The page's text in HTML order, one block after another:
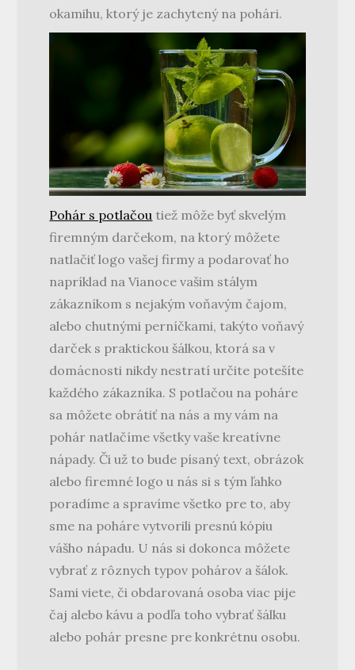
okamihu, ktorý je zachytený na pohári.
Pohár s potlačou tiež môže byť skvelým
firemným darčekom, na ktorý môžete
natlačiť logo vašej firmy a podarovať ho
napríklad na Vianoce vašim stálym
zákazníkom s nejakým voňavým čajom,
alebo chutnými perníčkami, takýto voňavý
darček s praktickou šálkou, ktorá sa v
domácnosti nikdy nestratí určite potešíte
každého zákazníka. S potlačou na poháre
sa môžete obrátiť na nás a my vám na
pohár natlačíme všetky vaše kreatívne
nápady. Či už to bude písaný text, obrázok
alebo firemné logo u nás si s tým ľahko
poradíme a spravíme všetko pre to, aby
sme na poháre vytvorili presnú kópiu
vášho nápadu. U nás si dokonca môžete
vybrať z rôznych typov pohárov a šálok.
Sami viete, či obdarovaná osoba viac pije
čaj alebo kávu a podľa toho vybrať šálku
alebo pohár presne pre konkrétnu osobu.